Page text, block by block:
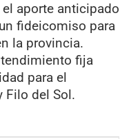
aporte anticipado
fideicomiso para
la provincia.
fija
para el
Filo del Sol.